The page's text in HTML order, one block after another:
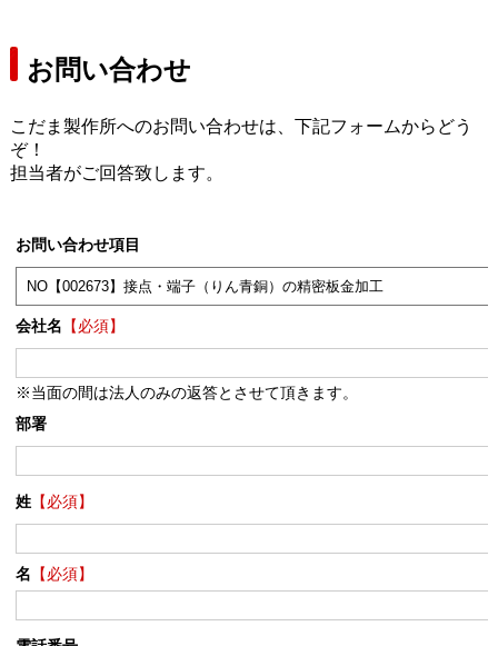
お問い合わせ
こだま製作所へのお問い合わせは、下記フォームからどう
ぞ！
担当者がご回答致します。
お問い合わせ項目
会社名 【必須】
※当面の間は法人のみの返答とさせて頂きます。
部署
姓【必須】
名 【必須】